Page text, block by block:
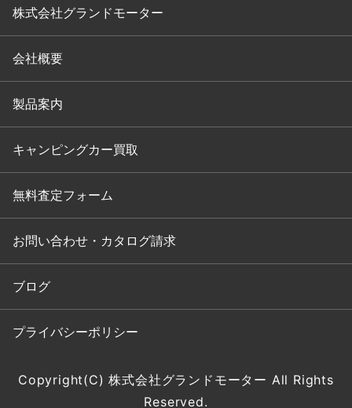
株式会社グランドモーター
会社概要
製品案内
キャンピングカー買取
無料査定フォーム
お問い合わせ・カタログ請求
ブログ
プライバシーポリシー
Copyright(C) 株式会社グランドモーター All Rights
Reserved.